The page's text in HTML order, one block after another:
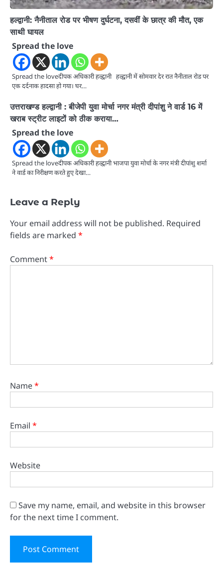
हल्द्वानी: नैनीताल रोड पर भीषण दुर्घटना, दसवीं के छात्र की मौत, एक
साथी घायल
Spread the love
Spread the loveदीपक अधिकारी हल्द्वानी हल्द्वानी में सोमवार देर रात नैनीताल रोड पर
एक दर्दनाक हादसा हो गया। घर…
उत्तराखण्ड हल्द्वानी : बीजेपी युवा मोर्चा नगर मंत्री दीपांशु ने वार्ड 16 में
खराब स्ट्रीट लाइटों को ठीक कराया…
Spread the love
Spread the loveदीपक अधिकारी हल्द्वानी भाजपा युवा मोर्चा के नगर मंत्री दीपांशु शर्मा
ने वार्ड का निरीक्षण करते हुए देखा…
Leave a Reply
Your email address will not be published. Required
fields are marked *
Comment*
Name*
Email *
Website
Save my name, email, and website in this browser
for the next time I comment.